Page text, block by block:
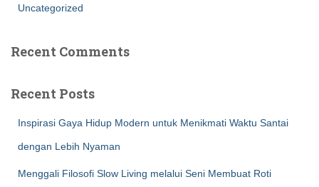
Uncategorized
Recent Comments
Recent Posts
Inspirasi Gaya Hidup Modern untuk Menikmati Waktu Santai
dengan Lebih Nyaman
Menggali Filosofi Slow Living melalui Seni Membuat Roti